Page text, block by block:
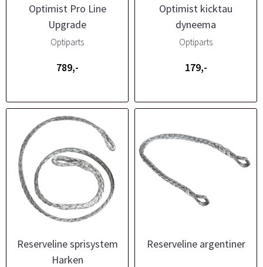
Optimist Pro Line
Upgrade
Optiparts
789,-
Optimist kicktau
dyneema
Optiparts
179,-
Reserveline sprisystem
Harken
Reserveline argentiner